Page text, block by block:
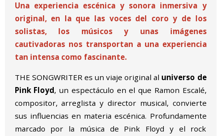
Una experiencia escénica y sonora inmersiva y
original, en la que las voces del coro y de los
solistas, los músicos y unas imágenes
cautivadoras nos transportan a una experiencia
tan intensa como fascinante.
THE SONGWRITER es un viaje original al universo de
Pink Floyd, un espectáculo en el que Ramon Escalé,
compositor, arreglista y director musical, convierte
sus influencias en materia escénica. Profundamente
marcado por la música de Pink Floyd y el rock